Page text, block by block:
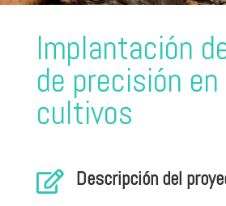
Implantación
de precisión
cultivos
 Descripción del